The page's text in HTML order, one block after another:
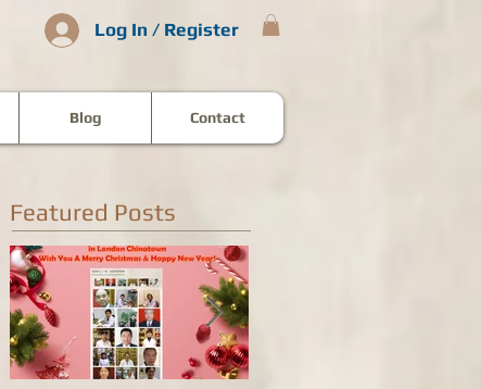
Log In / Register
Blog Contact
Featured Posts